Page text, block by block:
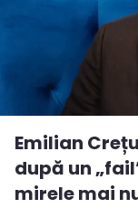
Emilian
după un
mirele mai